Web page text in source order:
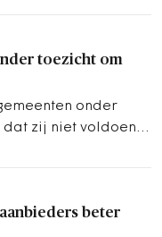
toezicht om
onder
zij niet voldoen
beter